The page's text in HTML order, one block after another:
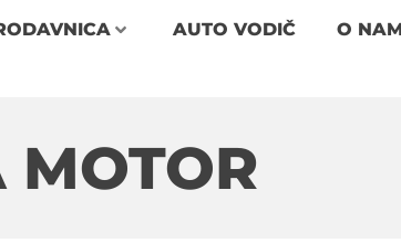
AUTO VODIČ O
MOTOR